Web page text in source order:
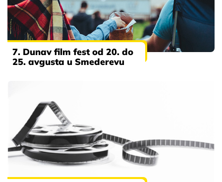
7. Dunav film fest od 20. do
25. avgusta u Smederevu